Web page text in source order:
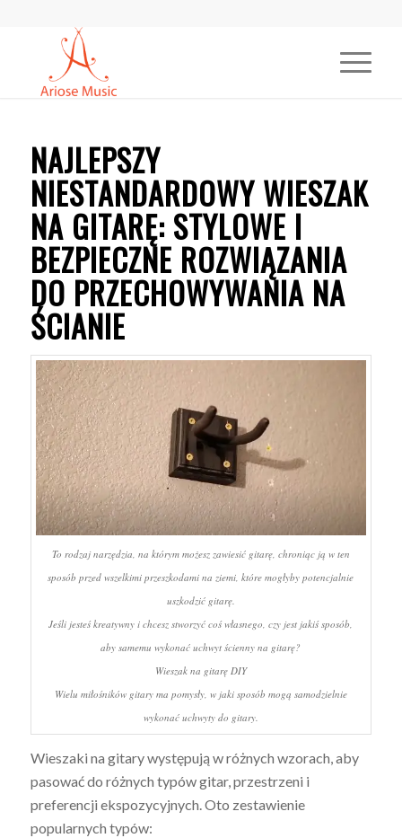
NAJLEPSZY
NIESTANDARDOWY WIESZAK
NA GITARĘ: STYLOWE I
BEZPIECZNE ROZWIĄZANIA
DO PRZECHOWYWANIA NA
ŚCIANIE
To rodzaj narzędzia, na którym możesz zawiesić gitarę, chroniąc ją w ten
sposób przed wszelkimi przeszkodami na ziemi, które mogłyby potencjalnie
uszkodzić gitarę.
Jeśli jesteś kreatywny i chcesz stworzyć coś własnego, czy jest jakiś sposób,
aby samemu wykonać uchwyt ścienny na gitarę?
Wieszak na gitarę DIY
Wielu miłośników gitary ma pomysły, w jaki sposób mogą samodzielnie
wykonać uchwyty do gitary.
Wieszaki na gitary występują w różnych wzorach, aby
pasować do różnych typów gitar, przestrzeni i
preferencji ekspozycyjnych. Oto zestawienie
popularnych typów: